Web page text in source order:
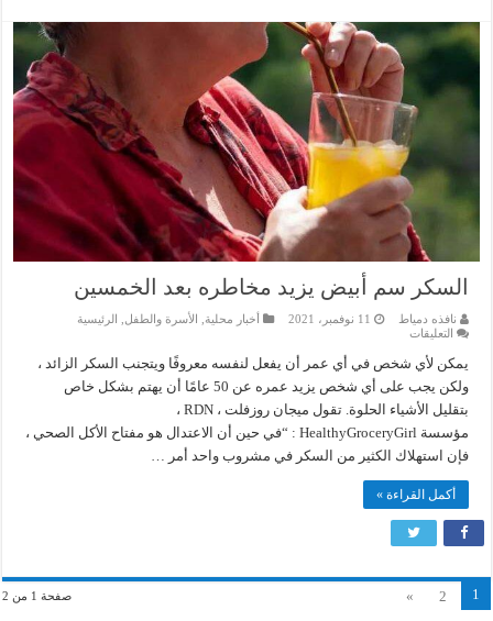
السكر سم أبيض يزيد مخاطره بعد الخمسين
نافذه دمياط 11 نوفمبر، 2021 أخبار محلية الأسرة والطفل
الرئيسية
التعليقاتعلى
سم
يزيد
مخاطره
بعد
الخمسين
يمكن لأي شخص في أي عمر أن يفعل لنفسه معروفًا ويتجنب السكر الزائد ،
ولكن يجب على أي شخص يزيد عمره عن 50 عامًا أن يهتم بشكل خاص
بتقليل الأشياء الحلوة. تقول ميجان روزفلت ، RDN ،
مؤسسة HealthyGroceryGirl : “في حين أن الاعتدال هو مفتاح الأكل الصحي ،
فإن استهلاك الكثير من السكر في مشروب واحد أمر …
أكمل القراءة »
صفحة 1 من 2 1
2
»